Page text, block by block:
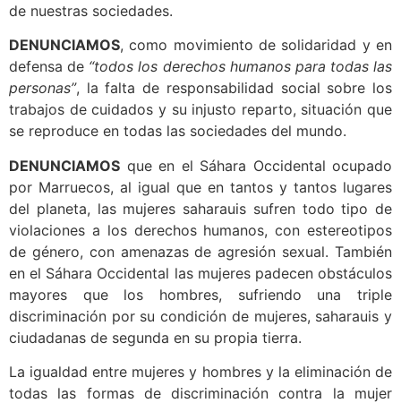
de nuestras sociedades.
DENUNCIAMOS, como movimiento de solidaridad y en
defensa de “todos los derechos humanos para todas las
personas”, la falta de responsabilidad social sobre los
trabajos de cuidados y su injusto reparto, situación que
se reproduce en todas las sociedades del mundo.
DENUNCIAMOS que en el Sáhara Occidental ocupado
por Marruecos, al igual que en tantos y tantos lugares
del planeta, las mujeres saharauis sufren todo tipo de
violaciones a los derechos humanos, con estereotipos
de género, con amenazas de agresión sexual. También
en el Sáhara Occidental las mujeres padecen obstáculos
mayores que los hombres, sufriendo una triple
discriminación por su condición de mujeres, saharauis y
ciudadanas de segunda en su propia tierra.
La igualdad entre mujeres y hombres y la eliminación de
todas las formas de discriminación contra la mujer